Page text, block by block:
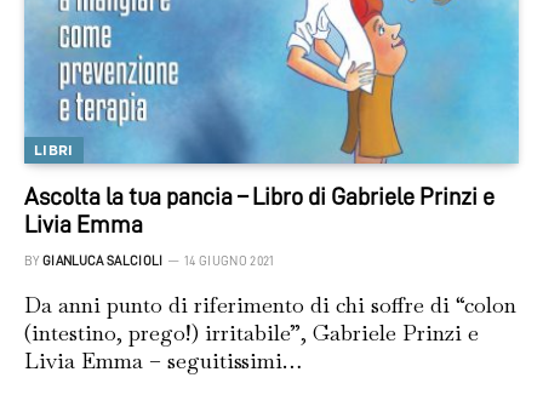
LIBRI
Ascolta la tua pancia – Libro di Gabriele Prinzi e
Livia Emma
BY GIANLUCA SALCIOLI 14 GIUGNO 2021
Da anni punto di riferimento di chi soffre di “colon
(intestino, prego!) irritabile”, Gabriele Prinzi e
Livia Emma – seguitissimi…